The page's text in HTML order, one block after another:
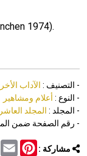
1974).
- التصنيف : الآداب
- النوع : أعلام ومشاهير
- المجلد : المجلد العاشر،
- رقم الصفحة ضمن
مشاركة :Pinterest